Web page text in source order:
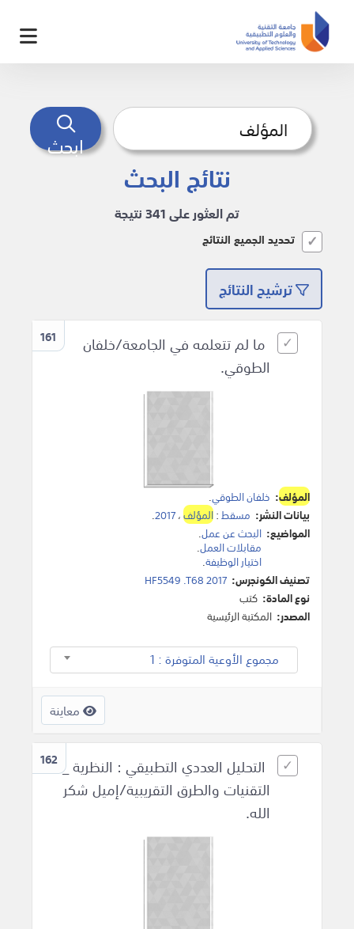
ابحث
نتائج البحث
تم العثور على 341 نتيجة
تحديد الجميع النتائج
ترشيح النتائج
161
ما لم تتعلمه في الجامعة/خلفان
الطوقي.
المؤلف: خلفان الطوقي.
بيانات النشر: مسقط:المؤلف،2017
.
المواضيع: البحث عن عمل.
مقابلات العمل.
اختيار الوظيفة.
تصنيف الكونجرس: HF5549 .T68 2017
نوع المادة: كتب
المصدر: المكتبة الرئيسية
مجموع الأوعية المتوفرة : 1
معاينة
162 التحليل العددي التطبيقي : النظرية _
التقنيات والطرق التقريبية/إميل شكر
الله.